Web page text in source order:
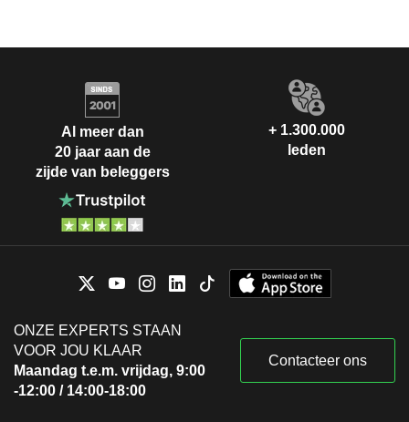
Al meer dan
20 jaar aan de
zijde van beleggers
+ 1.300.000
leden
ONZE EXPERTS STAAN
VOOR JOU KLAAR
Maandag t.e.m. vrijdag, 9:00
-12:00 / 14:00-18:00
Contacteer ons